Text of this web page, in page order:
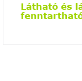
Látható és